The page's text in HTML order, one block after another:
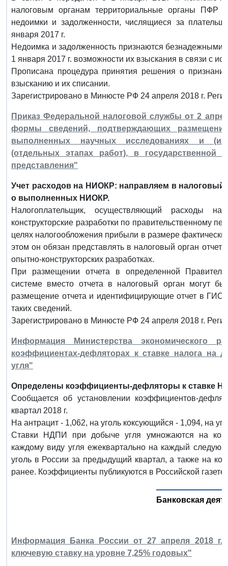
налоговым органам территориальные органы ПФР
недоимки и задолженности, числящиеся за
января 2017 г.
Недоимка и задолженность признаются безнадежными
1 января 2017 г. возможности их взыскания в связи с
Прописана процедура принятия решения о
взысканию и их списании.
Зарегистрировано в Минюсте РФ 24 апреля 2018 г.
Приказ Федеральной налоговой службы от 2
формы сведений, подтверждающих
выполненных научных исследованиях и
(отдельных этапах работ), в
представления"
Учет расходов на НИОКР: направляем в налоговый
о выполненных НИОКР.
Налогоплательщик, осуществляющий расходы
конструкторские разработки по правительственному
целях налогообложения прибыли в размере
этом он обязан представлять в налоговый орган
опытно-конструкторских разработках.
При размещении отчета в определенной
системе вместо отчета в налоговый орган могут
размещение отчета и идентифицирующие отчет в
таких сведений.
Зарегистрировано в Минюсте РФ 24 апреля 2018 г.
Информация Министерства
коэффициентах-дефляторах к ставке налога
угля"
Определены коэффициенты-дефляторы к ставке
Сообщается об установлении коэффициентов-
квартал 2018 г.
На антрацит - 1,062, на уголь коксующийся - 1,094, на
Ставки НДПИ при добыче угля умножаются на
каждому виду угля ежеквартально на каждый
уголь в России за предыдущий квартал, а также на
ранее. Коэффициенты публикуются в Российской газете.
Банковская
Информация Банка России от 27 апреля 2018
ключевую ставку на уровне 7,25% годовых"